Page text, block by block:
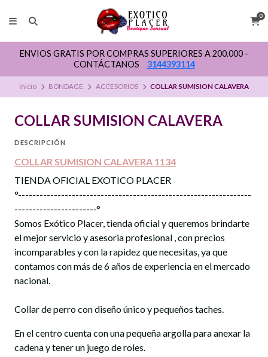
0
ENVIOS GRATIS POR COMPRAS SUPERIORES A 200.000 -
CONTÁCTANOS
3144393114
Inicio BONDAGE ACCESORIOS COLLAR SUMISION CALAVERA
COLLAR SUMISION CALAVERA
DESCRIPCIÓN
COLLAR SUMISION CALAVERA 1134
TIENDA OFICIAL EXOTICO PLACER
°-----------------------------------------------------------------
-----------------------°
Somos Exótico Placer, tienda oficial y queremos brindarte
el mejor servicio y asesoria profesional , con precios
incomparables y con la rapidez que necesitas, ya que
contamos con más de 6 años de experiencia en el mercado
nacional.
Collar de perro con diseño único y pequeños taches.
En el centro cuenta con una pequeña argolla para anexar la
cadena y tener un juego de roles.